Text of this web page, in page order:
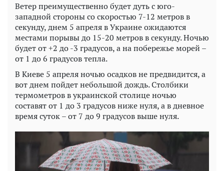
Ветер преимущественно будет дуть с юго-
западной стороны со скоростью 7-12 метров в
секунду, днем 5 апреля в Украине ожидаются
местами порывы до 15-20 метров в секунду. Ночью
будет от +2 до -3 градусов, а на побережье морей –
от 1 до 6 градусов тепла.
В Киеве 5 апреля ночью осадков не предвидится, а
вот днем пойдет небольшой дождь. Столбики
термометров в украинской столице ночью
составят от 1 до 3 градусов ниже нуля, а в дневное
время суток – от 7 до 9 градусов выше нуля.